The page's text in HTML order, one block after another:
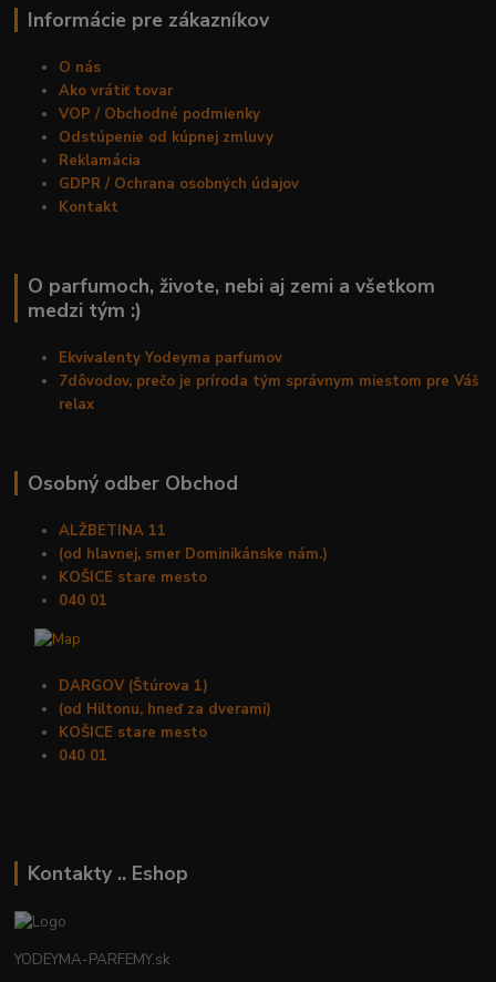
Informácie pre zákazníkov
O nás
Ako vrátiť tovar
VOP / Obchodné podmienky
Odstúpenie od kúpnej zmluvy
Reklamácia
GDPR / Ochrana osobných údajov
Kontakt
O parfumoch, živote, nebi aj zemi a všetkom
medzi tým :)
Ekvivalenty Yodeyma parfumov
7dôvodov, prečo je príroda tým správnym miestom pre Váš
relax
Osobný odber Obchod
ALŽBETINA 11
(od hlavnej, smer Dominikánske nám.)
KOŠICE stare mesto
040 01
DARGOV (Štúrova 1)
(od Hiltonu, hneď za dverami)
KOŠICE stare mesto
040 01
Kontakty .. Eshop
YODEYMA-PARFEMY.sk